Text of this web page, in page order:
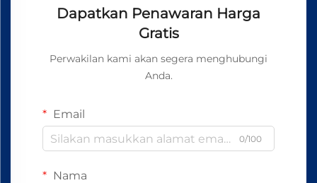
Dapatkan Penawaran Harga
Gratis
Perwakilan kami akan segera menghubungi
Anda.
Email
0/100
Nama